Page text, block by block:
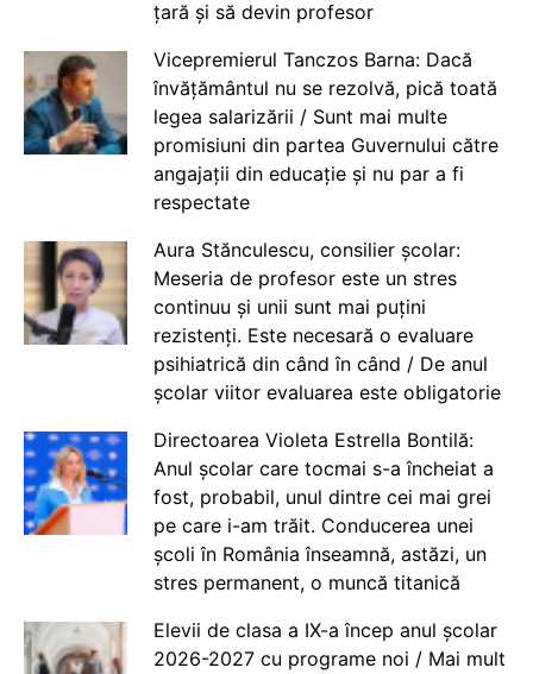
țară și să devin profesor
Vicepremierul Tanczos Barna: Dacă
învățământul nu se rezolvă, pică toată
legea salarizării / Sunt mai multe
promisiuni din partea Guvernului către
angajații din educație și nu par a fi
respectate
Aura Stănculescu, consilier școlar:
Meseria de profesor este un stres
continuu și unii sunt mai puțini
rezistenți. Este necesară o evaluare
psihiatrică din când în când / De anul
școlar viitor evaluarea este obligatorie
Directoarea Violeta Estrella Bontilă:
Anul școlar care tocmai s-a încheiat a
fost, probabil, unul dintre cei mai grei
pe care i-am trăit. Conducerea unei
școli în România înseamnă, astăzi, un
stres permanent, o muncă titanică
Elevii de clasa a IX-a încep anul școlar
2026-2027 cu programe noi / Mai mult